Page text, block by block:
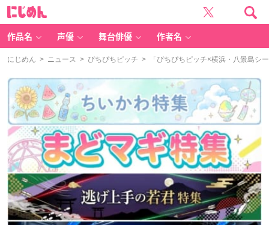
作品名 声優 舞台俳優 作者名
にじめん > ニュース > ぴちぴちピッチ > 「ぴちぴちピッチ×横浜・八景島シ